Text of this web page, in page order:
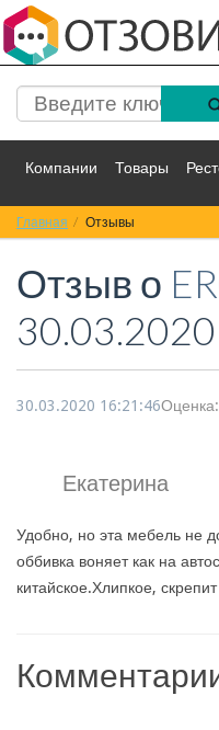
Компании Товары
Спорт Фильмы
Красота Здоровье
Главная Отзывы
Отзыв о
30.03.2020 16:21:46Оценка:
Екатерина
Удобно, но эта мебель не
оббивка воняет как на
китайское.Хлипкое,